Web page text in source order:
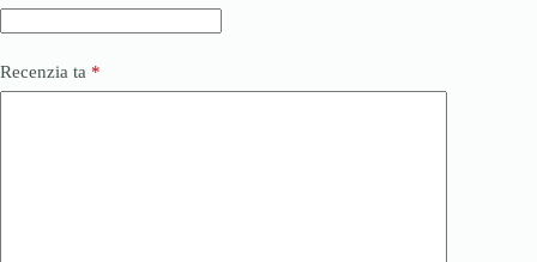
Recenzia ta *